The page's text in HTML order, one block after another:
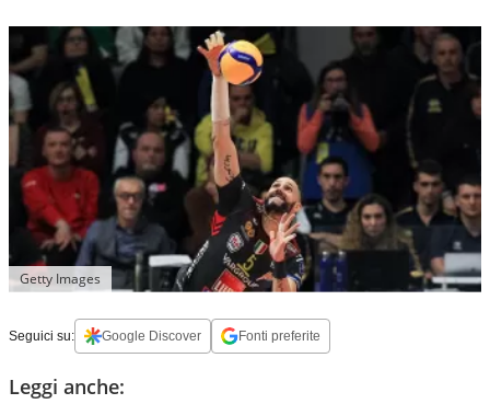
Getty Images
Seguici su: Google Discover Fonti preferite
Leggi anche: